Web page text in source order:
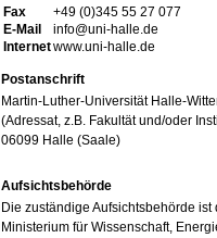
Fax
+49 (0)345 55 27 077
E-Mail
info@uni-halle.de
Internetwww.uni-halle.de
Postanschrift
Martin-Luther-Universität Halle-
(Adressat, z.B. Fakultät und/oder
06099 Halle (Saale)
Aufsichtsbehörde
Die zuständige Aufsichtsbehörde ist
Ministerium für Wissenschaft,